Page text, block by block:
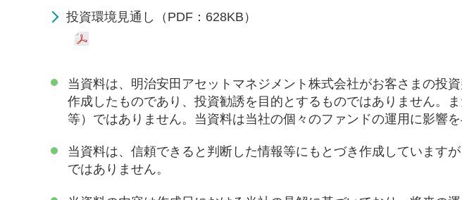
投資環境見通し（PDF：628KB）
当資料は、明治安田アセットマネジメント株式会社がお客さまの投
作成したものであり、投資勧誘を目的とするものではありません。
等）ではありません。当資料は当社の個々のファンドの運用に影響を
当資料は、信頼できると判断した情報等にもとづき作成しています
ではありません。